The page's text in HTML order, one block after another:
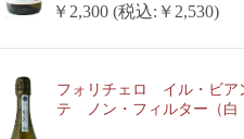
￥2,300 (税込:￥2,530)
フォリチェロ イル・ビ
テ ノン・フィルター（白